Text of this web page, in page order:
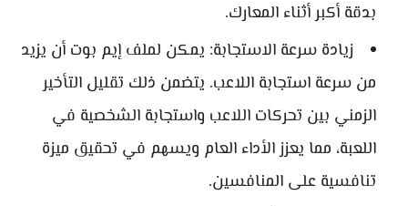
بدقة أكبر أثناء المعارك.
زيادة سرعة الاستجابة: يمكن لملف إيم بوت أن يزيد
من سرعة استجابة اللاعب. يتضمن ذلك تقليل التأخير
الزمني بين تحركات اللاعب واستجابة الشخصية في
اللعبة، مما يعزز الأداء العام ويسهم في تحقيق ميزة
تنافسية على المنافسين.